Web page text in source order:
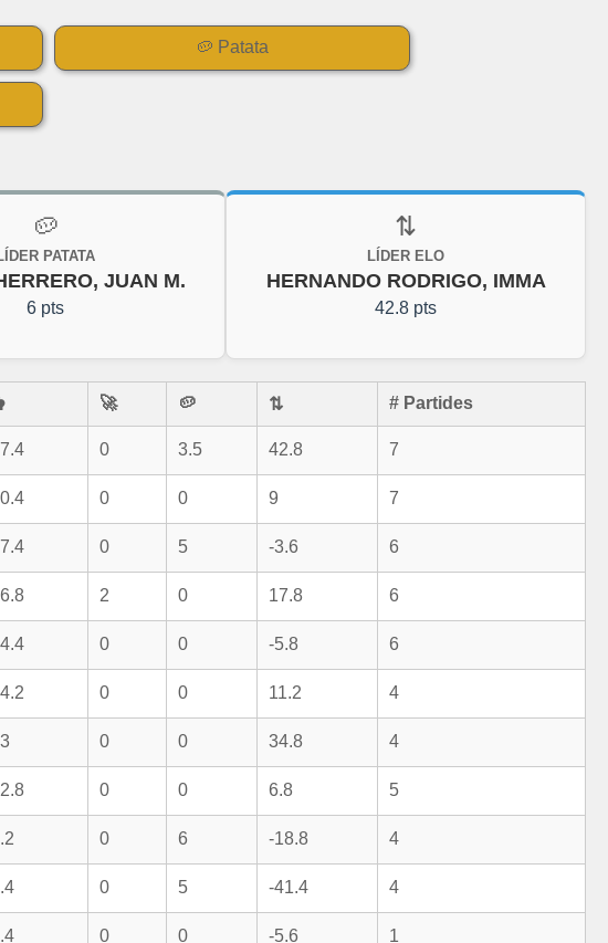
🥔 Patata
🥔
LÍDER PATATA
JUAN M.
6 pts
⇅
LÍDER ELO
HERNANDO RODRIGO, IMMA
42.8 pts
🚀 🥔 ⇅ # Partides
0 3.5 42.8 7
0 0 9 7
0 5 -3.6 6
2 0 17.8 6
0 0 -5.8 6
0 0 11.2 4
0 0 34.8 4
0 0 6.8 5
0 6 -18.8 4
0 5 -41.4 4
0 0 -5.6 1